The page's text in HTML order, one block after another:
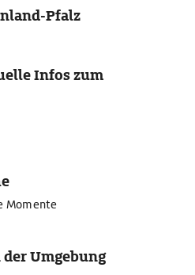
Pfalz
Infos zum
Momente
Umgebung